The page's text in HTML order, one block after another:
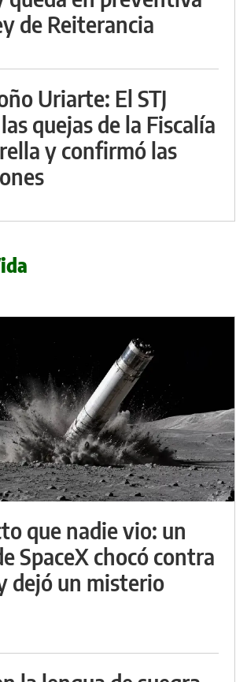
de Reiterancia
Uriarte: El STJ
quejas de la Fiscalía
y confirmó las
que nadie vio: un
SpaceX chocó contra
dejó un misterio